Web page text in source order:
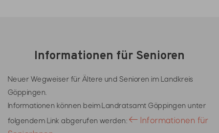
Informationen für Senioren
Neuer Wegweiser für Ältere und Senioren im Landkreis
Göppingen.
Informationen können beim Landratsamt Göppingen unter
folgendem Link abgerufen werden:
Informationen für